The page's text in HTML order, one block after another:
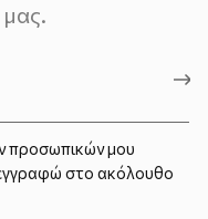
προσωπικών μου
στο ακόλουθο